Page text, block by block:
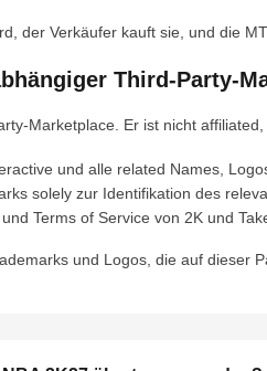
der Verkäufer kauft sie, und die
Third-Party-
Marketplace. Er ist nicht
und alle related Names,
solely zur Identifikation des
Terms of Service von 2K und
und Logos, die auf dieser